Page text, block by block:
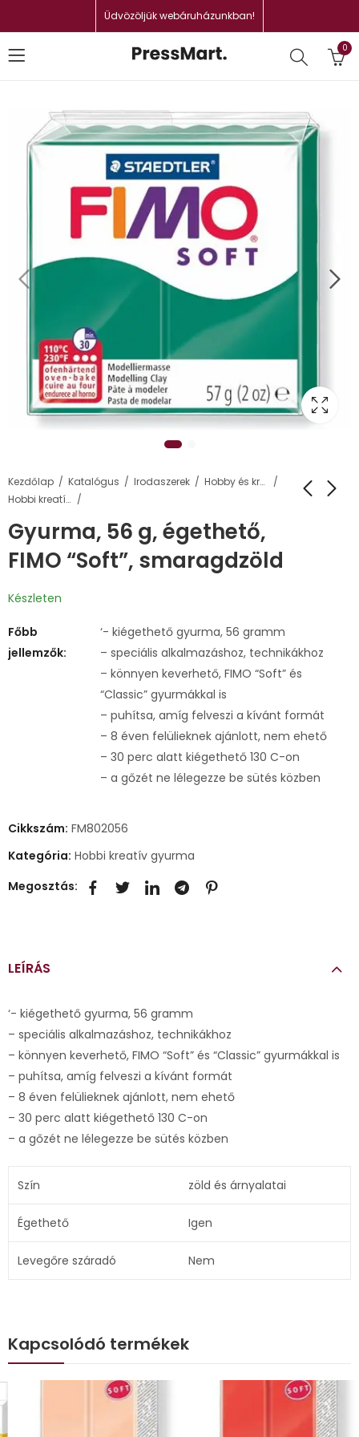
Üdvözöljük webáruházunkban!
0
Kezdőlap Katalógus Irodaszerek
Hobby és kreatív termékek
Hobbi kreatív gyurma
Gyurma, 56 g, égethető,
FIMO “Soft”, smaragdzöld
Készleten
Főbb
jellemzők:
‘- kiégethető gyurma, 56 gramm
– speciális alkalmazáshoz, technikákhoz
– könnyen keverhető, FIMO “Soft” és
“Classic” gyurmákkal is
– puhítsa, amíg felveszi a kívánt formát
– 8 éven felülieknek ajánlott, nem ehető
– 30 perc alatt kiégethető 130 C-on
– a gőzét ne lélegezze be sütés közben
Cikkszám: FM802056
Kategória: Hobbi kreatív gyurma
Megosztás:
LEÍRÁS
‘- kiégethető gyurma, 56 gramm
– speciális alkalmazáshoz, technikákhoz
– könnyen keverhető, FIMO “Soft” és “Classic” gyurmákkal is
– puhítsa, amíg felveszi a kívánt formát
– 8 éven felülieknek ajánlott, nem ehető
– 30 perc alatt kiégethető 130 C-on
– a gőzét ne lélegezze be sütés közben
Szín zöld és árnyalatai
Égethető Igen
Levegőre száradó Nem
Kapcsolódó termékek